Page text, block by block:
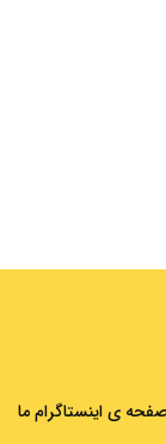
ی اینستاگرام ما